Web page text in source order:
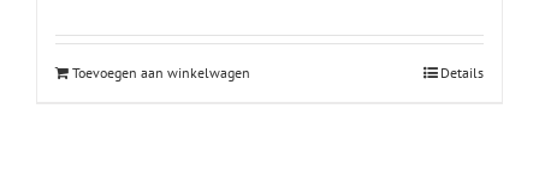
Toevoegen aan winkelwagen Details